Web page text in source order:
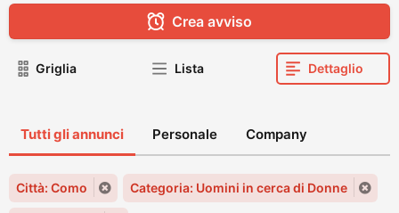
Crea avviso
Griglia Lista Dettaglio
Tutti gli annunci Personale Company
Città: Como Categoria: Uomini in cerca di Donne